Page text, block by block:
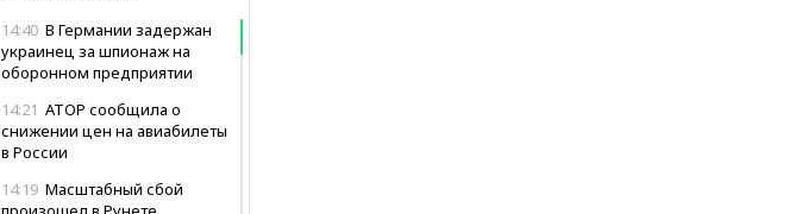
14:40 В Германии задержан
украинец за шпионаж на
оборонном предприятии
14:21 АТОР сообщила о
снижении цен на авиабилеты
в России
14:19 Масштабный сбой